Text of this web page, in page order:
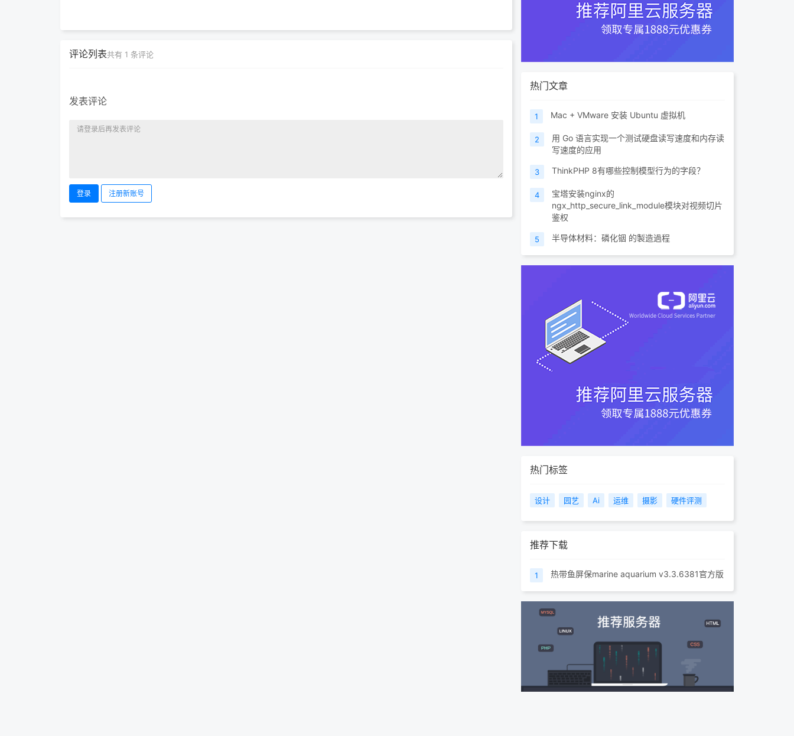
评论列表共有 1 条评论
发表评论
登录 注册新账号
热门文章
1 Mac + VMware 安装 Ubuntu 虚拟机
2
用 Go 语言实现一个测试硬盘读写速度和内存读
写速度的应用
3 ThinkPHP 8有哪些控制模型行为的字段？
4
宝塔安装nginx的
ngx_http_secure_link_module模块对视频切片
鉴权
5 半导体材料：磷化铟 的製造過程
热门标签
设计 园艺 Ai 运维 摄影 硬件评测
推荐下载
1 热带鱼屏保marine aquarium v3.3.6381官方版